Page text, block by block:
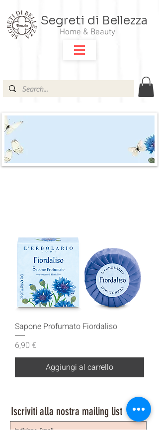
Segreti di Bellezza
Home & Beauty
Sapone Profumato Fiordaliso
Prezzo
6,90 €
Aggiungi al carrello
Iscriviti alla nostra mailing list